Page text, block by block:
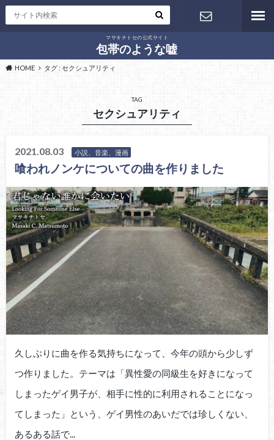
マサキチトセの公式サイト
包帯のような嘘
HOME タグ : セクシュアリティ
TAG
セクシュアリティ
2021.08.03 小説、音楽、漫画
喰われノンケについての曲を作りました
久しぶりに曲を作る気持ちになって、今年の頭から少しず
つ作りました。テーマは「異性愛の同級生を好きになって
しまったゲイ男子が、相手に性的に利用されることになっ
てしまった」という、ゲイ男性のあいだでは珍しくない、
あるある話で...